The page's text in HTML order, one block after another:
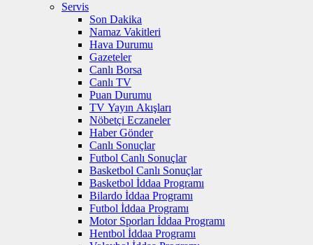
Servis
Son Dakika
Namaz Vakitleri
Hava Durumu
Gazeteler
Canlı Borsa
Canlı TV
Puan Durumu
TV Yayın Akışları
Nöbetçi Eczaneler
Haber Gönder
Canlı Sonuçlar
Futbol Canlı Sonuçlar
Basketbol Canlı Sonuçlar
Basketbol İddaa Programı
Bilardo İddaa Programı
Futbol İddaa Programı
Motor Sporları İddaa Programı
Hentbol İddaa Programı